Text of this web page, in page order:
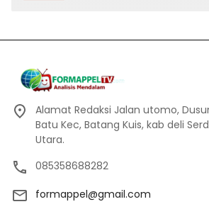
Alamat Redaksi Jalan utomo,
Batu Kec, Batang Kuis, kab deli
Utara.
085358688282
formappel@gmail.com